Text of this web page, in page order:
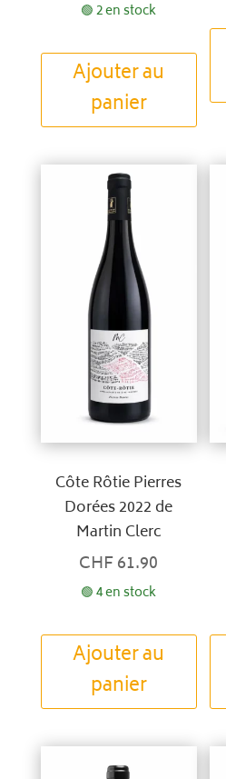
🟢 2 en stock
Ajouter au
panier
Côte Rôtie Pierres
Dorées 2022 de
Martin Clerc
CHF61.90
🟢 4 en stock
Ajouter au
panier